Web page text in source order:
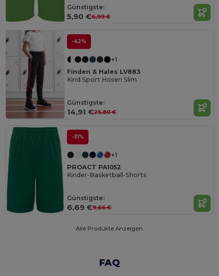
Günstigste:
5,90 €6,99 €
-42%
+1
Finden & Hales LV883
Kind Sport Hosen Slim
Günstigste:
14,91 €25,80 €
-31%
+1
PROACT PA1052
Kinder-Basketball-Shorts
Günstigste:
6,69 €9,66 €
Alle Produkte Anzeigen.
FAQ